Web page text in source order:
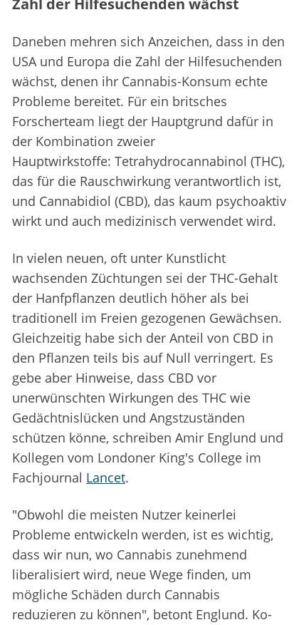
Zahl der Hilfesuchenden wächst
Daneben mehren sich Anzeichen, dass in den
USA und Europa die Zahl der Hilfesuchenden
wächst, denen ihr Cannabis-Konsum echte
Probleme bereitet. Für ein britsches
Forscherteam liegt der Hauptgrund dafür in
der Kombination zweier
Hauptwirkstoffe: Tetrahydrocannabinol (THC),
das für die Rauschwirkung verantwortlich ist,
und Cannabidiol (CBD), das kaum psychoaktiv
wirkt und auch medizinisch verwendet wird.
In vielen neuen, oft unter Kunstlicht
wachsenden Züchtungen sei der THC-Gehalt
der Hanfpflanzen deutlich höher als bei
traditionell im Freien gezogenen Gewächsen.
Gleichzeitig habe sich der Anteil von CBD in
den Pflanzen teils bis auf Null verringert. Es
gebe aber Hinweise, dass CBD vor
unerwünschten Wirkungen des THC wie
Gedächtnislücken und Angstzuständen
schützen könne, schreiben Amir Englund und
Kollegen vom Londoner King's College im
Fachjournal Lancet.
"Obwohl die meisten Nutzer keinerlei
Probleme entwickeln werden, ist es wichtig,
dass wir nun, wo Cannabis zunehmend
liberalisiert wird, neue Wege finden, um
mögliche Schäden durch Cannabis
reduzieren zu können", betont Englund. Ko-